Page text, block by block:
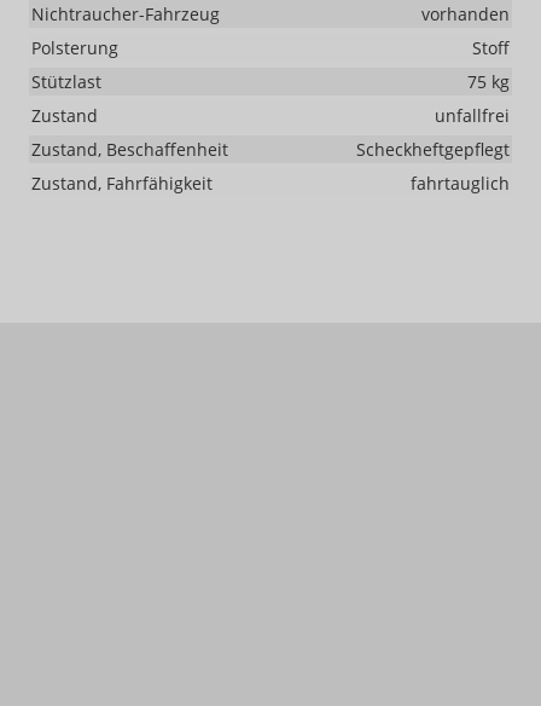
Nichtraucher-Fahrzeug
vorhanden
Polsterung
Stoff
Stützlast
75 kg
Zustand
unfallfrei
Zustand, Beschaffenheit
Scheckheftgepflegt
Zustand, Fahrfähigkeit
fahrtauglich